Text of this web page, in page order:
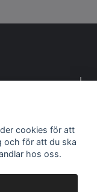
cookies för att
och för att du ska
hos oss.